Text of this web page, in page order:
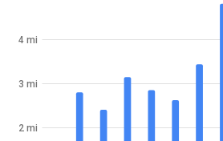
2 mi
3 mi
4 mi